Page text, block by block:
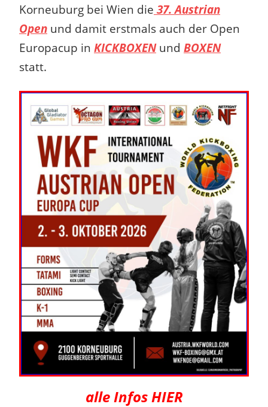
Korneuburg bei Wien die 37. Austrian
Open und damit erstmals auch der Open
Europacup in KICKBOXENund BOXEN
statt.
alle Infos HIER